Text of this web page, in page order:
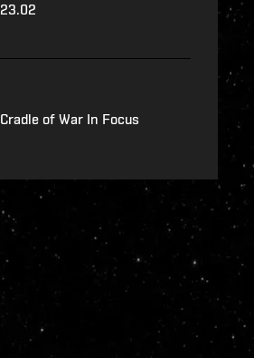
23.02
Cradle of War In Focus